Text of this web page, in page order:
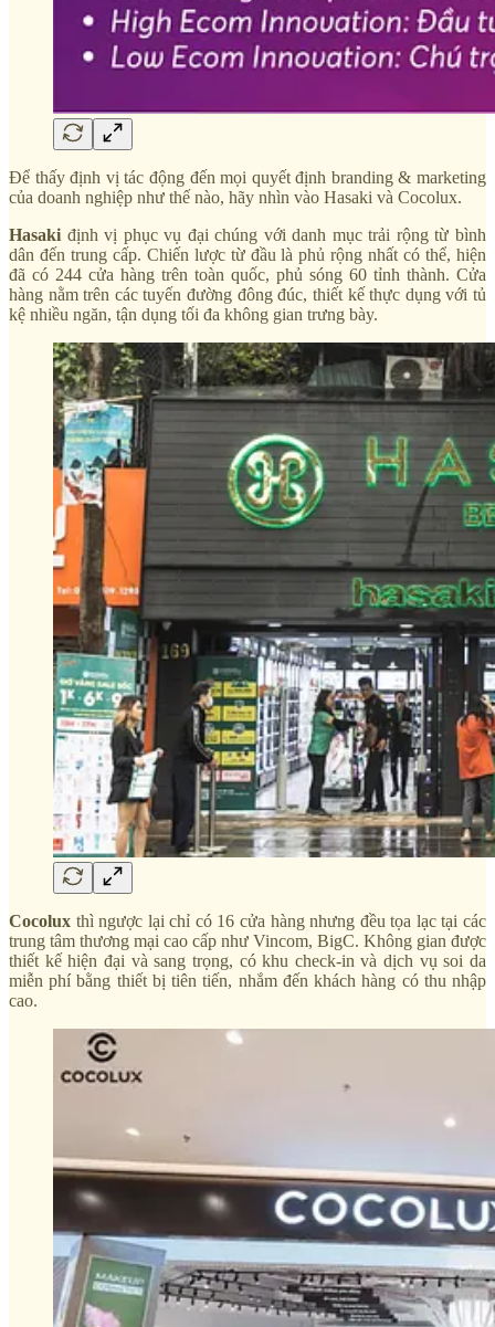
Để thấy định vị tác động đến mọi quyết định branding & marketing
của doanh nghiệp như thế nào, hãy nhìn vào Hasaki và Cocolux.
Hasaki định vị phục vụ đại chúng với danh mục trải rộng từ bình
dân đến trung cấp. Chiến lược từ đầu là phủ rộng nhất có thể, hiện
đã có 244 cửa hàng trên toàn quốc, phủ sóng 60 tỉnh thành. Cửa
hàng nằm trên các tuyến đường đông đúc, thiết kế thực dụng với tủ
kệ nhiều ngăn, tận dụng tối đa không gian trưng bày.
Cocolux thì ngược lại chỉ có 16 cửa hàng nhưng đều tọa lạc tại các
trung tâm thương mại cao cấp như Vincom, BigC. Không gian được
thiết kế hiện đại và sang trọng, có khu check-in và dịch vụ soi da
miễn phí bằng thiết bị tiên tiến, nhắm đến khách hàng có thu nhập
cao.